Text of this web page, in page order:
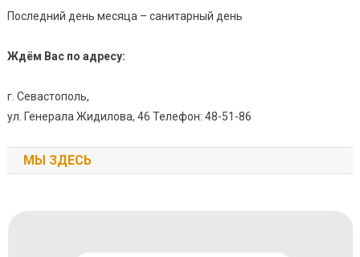
Последний день месяца – санитарный день
Ждём Вас по адресу:
г. Севастополь,
ул. Генерала Жидилова, 46 Телефон: 48-51-86
МЫ ЗДЕСЬ